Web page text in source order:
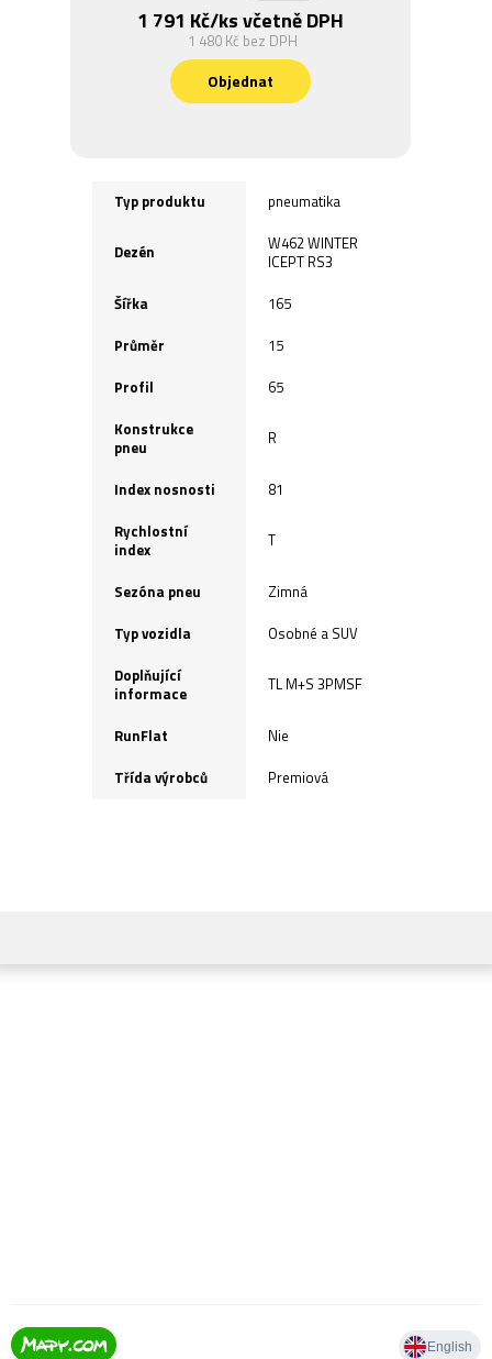
1 791 Kč/ks včetně DPH
1 480 Kč bez DPH
Objednat
Typ produktu pneumatika
Dezén
W462 WINTER
ICEPT RS3
Šířka
165
Průměr
15
Profil
65
Konstrukce
pneu
R
Index nosnosti
81
Rychlostní
index
T
Sezóna pneu
Zimná
Typ vozidla
Osobné a SUV
Doplňující
informace
TL M+S 3PMSF
RunFlat
Nie
Třída výrobců
Premiová